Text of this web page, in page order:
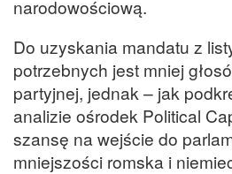
narodowościową.
Do uzyskania mandatu z
potrzebnych jest mniej
partyjnej, jednak – jak
analizie ośrodek Political
szansę na wejście do
mniejszości romska i